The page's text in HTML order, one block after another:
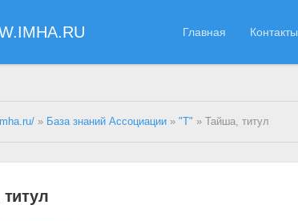
Главная Контакты
» База знаний Ассоциации »"Т" » Тайша, титул